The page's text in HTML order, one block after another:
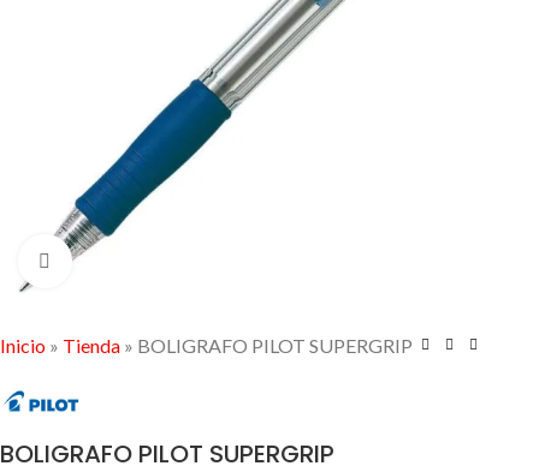
Click to enlarge
Inicio » Tienda » BOLIGRAFO PILOT SUPERGRIP
BOLIGRAFO PILOT SUPERGRIP